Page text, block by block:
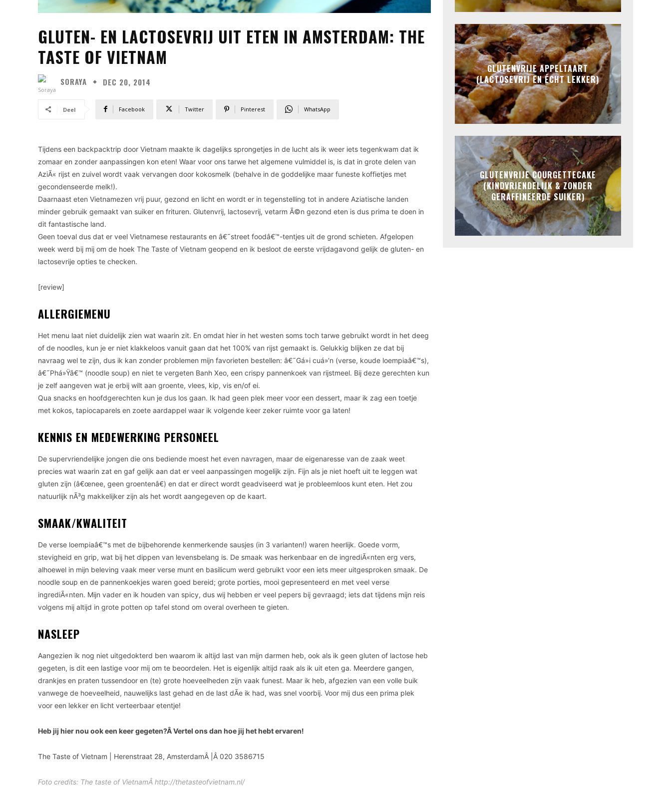
GLUTEN- EN LACTOSEVRIJ UIT ETEN IN AMSTERDAM: THE
TASTE OF VIETNAM
SORAYA DEC 20, 2014
Deel Facebook Twitter Pinterest WhatsApp
Tijdens een backpacktrip door Vietnam maakte ik dagelijks sprongetjes in de lucht als ik weer iets tegenkwam dat ik
zomaar en zonder aanpassingen kon eten! Waar voor ons tarwe het algemene vulmiddel is, is dat in grote delen van
AziÃ« rijst en zuivel wordt vaak vervangen door kokosmelk (behalve in de goddelijke maar funeste koffietjes met
gecondenseerde melk!).
Daarnaast eten Vietnamezen vrij puur, gezond en licht en wordt er in tegenstelling tot in andere Aziatische landen
minder gebruik gemaakt van suiker en frituren. Glutenvrij, lactosevrij, vetarm Ã©n gezond eten is dus prima te doen in
dit fantastische land.
Geen toeval dus dat er veel Vietnamese restaurants en â€˜street foodâ€™-tentjes uit de grond schieten. Afgelopen
week werd bij mij om de hoek The Taste of Vietnam geopend en ik besloot de eerste vrijdagavond gelijk de gluten- en
lactosevrije opties te checken.
[review]
ALLERGIEMENU
Het menu laat niet duidelijk zien wat waarin zit. En omdat hier in het westen soms toch tarwe gebruikt wordt in het deeg
of de noodles, kun je er niet klakkeloos vanuit gaan dat het 100% van rijst gemaakt is. Gelukkig blijken ze dat bij
navraag wel te zijn, dus ik kan zonder problemen mijn favorieten bestellen: â€˜Gá»i cuá»‘n (verse, koude loempiaâ€™s),
â€˜Phá»Ÿâ€™ (noodle soup) en niet te vergeten Banh Xeo, een crispy pannenkoek van rijstmeel. Bij deze gerechten kun
je zelf aangeven wat je erbij wilt aan groente, vlees, kip, vis en/of ei.
Qua snacks en hoofdgerechten kun je dus los gaan. Ik had geen plek meer voor een dessert, maar ik zag een toetje
met kokos, tapiocaparels en zoete aardappel waar ik volgende keer zeker ruimte voor ga laten!
KENNIS EN MEDEWERKING PERSONEEL
De supervriendelijke jongen die ons bediende moest het even navragen, maar de eigenaresse van de zaak weet
precies wat waarin zat en gaf gelijk aan dat er veel aanpassingen mogelijk zijn. Fijn als je niet hoeft uit te leggen wat
gluten zijn (â€œnee, geen groentenâ€) en dat er direct wordt geadviseerd wat je probleemloos kunt eten. Het zou
natuurlijk nÃ³g makkelijker zijn als het wordt aangegeven op de kaart.
SMAAK/KWALITEIT
De verse loempiaâ€™s met de bijbehorende kenmerkende sausjes (in 3 varianten!) waren heerlijk. Goede vorm,
stevigheid en grip, wat bij het dippen van levensbelang is. De smaak was herkenbaar en de ingrediÃ«nten erg vers,
alhoewel in mijn beleving vaak meer verse munt en basilicum werd gebruikt voor een iets meer uitgesproken smaak. De
noodle soup en de pannenkoekjes waren goed bereid; grote porties, mooi gepresenteerd en met veel verse
ingrediÃ«nten. Mijn vader en ik houden van spicy, dus wij hebben er veel pepers bij gevraagd; iets dat tijdens mijn reis
volgens mij altijd in grote potten op tafel stond om overal overheen te gieten.
NASLEEP
Aangezien ik nog niet uitgedokterd ben waarom ik altijd last van mijn darmen heb, ook als ik geen gluten of lactose heb
gegeten, is dit een lastige voor mij om te beoordelen. Het is eigenlijk altijd raak als ik uit eten ga. Meerdere gangen,
drankjes en praten tussendoor en (te) grote hoeveelheden zijn vaak funest. Maar ik heb, afgezien van een volle buik
vanwege de hoeveelheid, nauwelijks last gehad en de last dÃ­e ik had, was snel voorbij. Voor mij dus een prima plek
voor een lekker en licht verteerbaar etentje!
Heb jij hier nou ook een keer gegeten?Â Vertel ons dan hoe jij het hebt ervaren!
The Taste of Vietnam | Herenstraat 28, AmsterdamÂ |Â 020 3586715
Foto credits: The taste of VietnamÂ http://thetasteofvietnam.nl/
GLUTENVRIJE APPELTAART
(LACTOSEVRIJ EN ÉCHT LEKKER)
GLUTENVRIJE COURGETTECAKE
(KINDVRIENDELIJK & ZONDER
GERAFFINEERDE SUIKER)